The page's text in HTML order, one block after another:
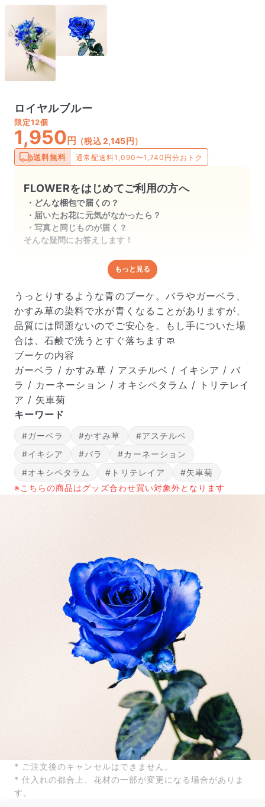
ロイヤルブルー
限定12個
1,950 円 （税込 2,145円）
送料無料 通常配送料1,090〜1,740円分おトク
FLOWERをはじめてご利用の方へ
どんな梱包で届くの？
届いたお花に元気がなかったら？
写真と同じものが届く？
そんな疑問にお答えします！
どんな梱包で届くの？
出荷前に水揚げ（花が水を吸いやすくなる処理）を施
し、専用ボックスに丁寧に梱包してお届けしています。
きゅっとまとめられて一見窮屈そうに見えますが、輸送
中の衝撃による折れや擦れを軽減する効果があります。
届いたお花に元気がなかったら？
もし届いたお花に「枯れている」「折れている」などの
不備があった場合は、些細なことでもお気軽にサポート
までご連絡ください。ご返金にて補償いたします。
もっと見る
うっとりするような青のブーケ。バラやガーベラ、
かすみ草の染料で水が青くなることがありますが、
品質には問題ないのでご安心を。もし手についた場
合は、石鹸で洗うとすぐ落ちます🧼
ブーケの内容
ガーベラ / かすみ草 / アスチルベ / イキシア / バ
ラ / カーネーション / オキシペタラム / トリテレイ
ア / 矢車菊
キーワード
#ガーベラ #かすみ草
#アスチルベ
#イキシア
#バラ
#カーネーション
#オキシペタラム
#トリテレイア
#矢車菊
※こちらの商品はグッズ合わせ買い対象外となります
* ご注文後のキャンセルはできません。
* 仕入れの都合上、花材の一部が変更になる場合がありま
す。